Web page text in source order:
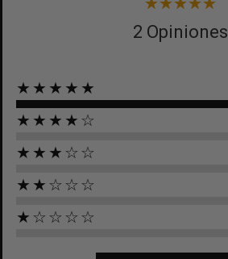
2 Opiniones
★★★★★
★★★★☆
★★★☆☆
★★☆☆☆
★☆☆☆☆